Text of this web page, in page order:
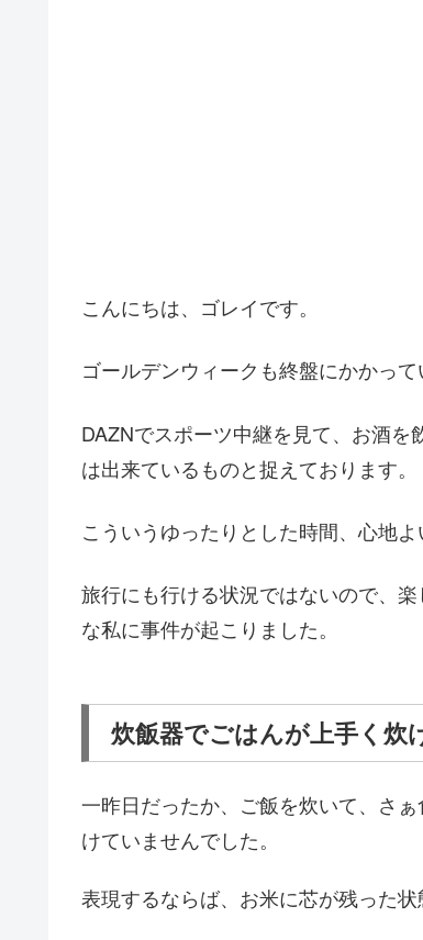
こんにちは、ゴレイです。
ゴールデンウィークも終盤にかかっ
DAZNでスポーツ中継を見て、お酒
は出来ているものと捉えております。
こういうゆったりとした時間、心地よ
旅行にも行ける状況ではないので、
な私に事件が起こりました。
炊飯器でごはんが上手く炊
一昨日だったか、ご飯を炊いて、さ
けていませんでした。
表現するならば、お米に芯が残った状